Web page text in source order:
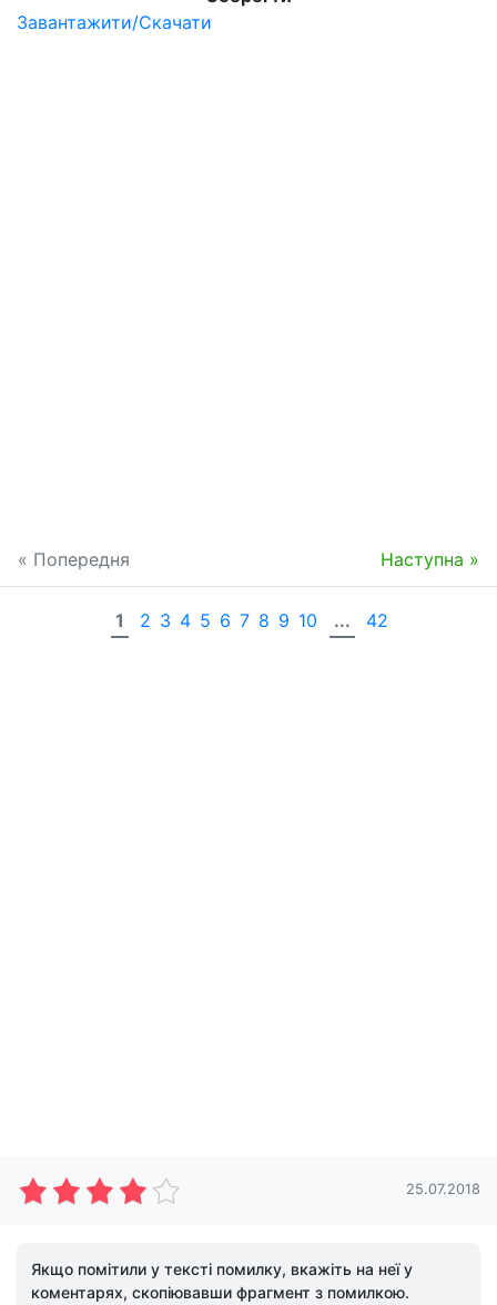
Завантажити/Скачати
« Попередня Наступна »
1 2 3 4 5 6 7 8 9 10 ... 42
25.07.2018
Якщо помітили у тексті помилку, вкажіть на неї у
коментарях, скопіювавши фрагмент з помилкою.